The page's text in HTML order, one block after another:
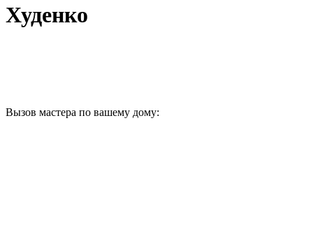
Худенко
Вызов мастера по вашему дому: